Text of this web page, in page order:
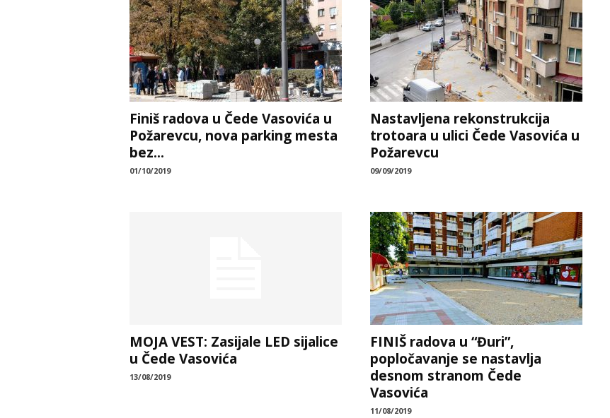
Finiš radova u Čede Vasovića u
Požarevcu, nova parking mesta
bez...
01/10/2019
Nastavljena rekonstrukcija
trotoara u ulici Čede Vasovića u
Požarevcu
09/09/2019
MOJA VEST: Zasijale LED sijalice
u Čede Vasovića
13/08/2019
FINIŠ radova u “Đuri”,
popločavanje se nastavlja
desnom stranom Čede
Vasovića
11/08/2019